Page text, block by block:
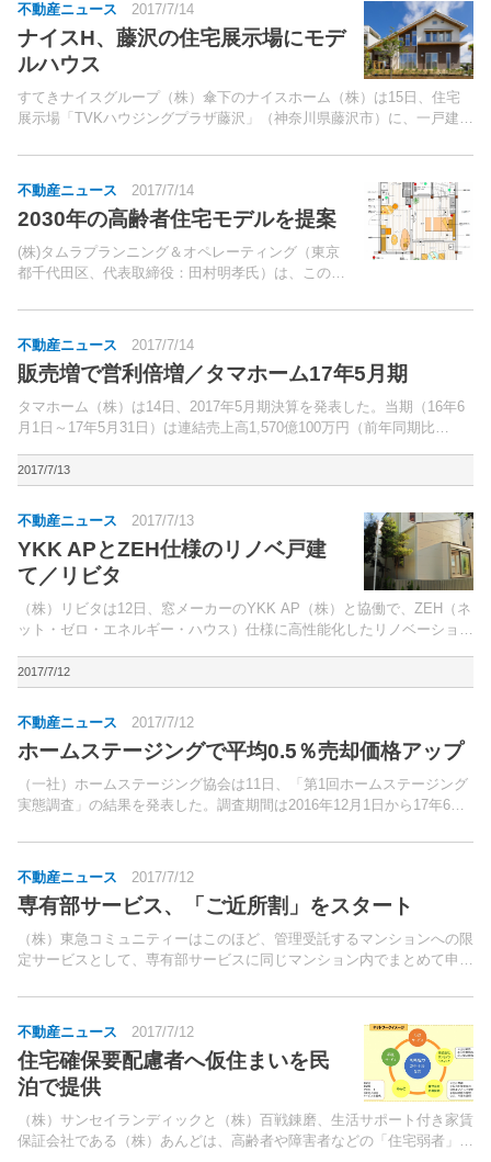
不動産ニュース 2017/7/14
ナイスH、藤沢の住宅展示場にモデ
ルハウス
すてきナイスグループ（株）傘下のナイスホーム（株）は15日、住宅
展示場「TVKハウジングプラザ藤沢」（神奈川県藤沢市）に、一戸建て
場モデルハウスは、2015年11月オープンした「T...
不動産ニュース 2017/7/14
2030年の高齢者住宅モデルを提案
(株)タムラプランニング＆オペレーティング（東京
都千代田区、代表取締役：田村明孝氏）は、このほ
トvision2030」報告書を発行した。同プロジェクト
は、同社がコーディネーターとなって活動する組織
「...
不動産ニュース 2017/7/14
販売増で営利倍増／タマホーム17年5月期
タマホーム（株）は14日、2017年5月期決算を発表した。当期（16年6
月1日～17年5月31日）は連結売上高1,570億100万円（前年同期比
7,500万円（同242...
2017/7/13
不動産ニュース 2017/7/13
YKK APとZEH仕様のリノベ戸建
て／リビタ
（株）リビタは12日、窓メーカーのYKK AP（株）と協働で、ZEH（ネ
ット・ゼロ・エネルギー・ハウス）仕様に高性能化したリノベーション
建てリノベーション事業「HOWS Reno...
2017/7/12
不動産ニュース 2017/7/12
ホームステージングで平均0.5％売却価格アップ
（一社）ホームステージング協会は11日、「第1回ホームステージング
実態調査」の結果を発表した。調査期間は2016年12月1日から17年6月
実施した物件に関するメールによる個別調査を...
不動産ニュース 2017/7/12
専有部サービス、「ご近所割」をスタート
（株）東急コミュニティーはこのほど、管理受託するマンションへの限
定サービスとして、専有部サービスに同じマンション内でまとめて申し
ーニングなどの専有部サービスに対し、サービス実施日を...
不動産ニュース 2017/7/12
住宅確保要配慮者へ仮住まいを民
泊で提供
（株）サンセイランディックと（株）百戦錬磨、生活サポート付き家賃
保証会社である（株）あんどは、高齢者や障害者などの「住宅弱者」と